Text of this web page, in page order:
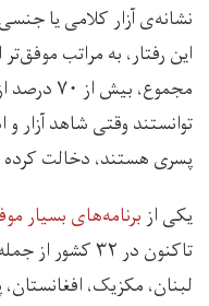
نشانه‌ی آزار کلامی یا
این رفتار، به مراتب
مجموع،
توانستند وقتی شاهد
پسری هستند، دخالت
یکی ازبرنامه‌های بسیار
تاکنون در ۳۲
لبنان، مکزیک،